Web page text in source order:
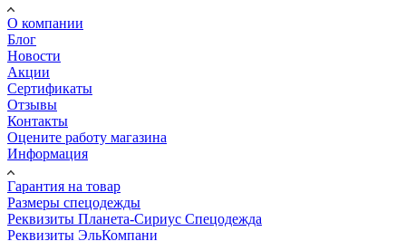
О компании
Блог
Новости
Акции
Сертификаты
Отзывы
Контакты
Оцените работу магазина
Информация
Гарантия на товар
Размеры спецодежды
Реквизиты Планета-Сириус Спецодежда
Реквизиты ЭльКомпани